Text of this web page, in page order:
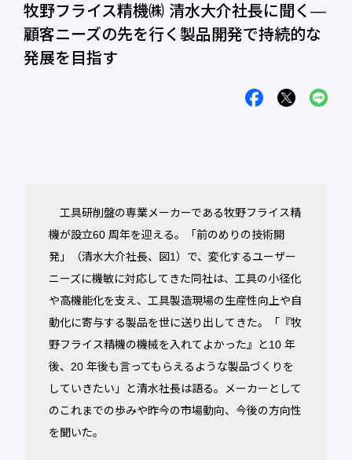
牧野フライス精機㈱ 清水大介社長に聞く―
顧客ニーズの先を行く製品開発で持続的な
発展を目指す
工具研削盤の専業メーカーである牧野フライス精
機が設立60 周年を迎える。「前のめりの技術開
発」（清水大介社長、図1）で、変化するユーザー
ニーズに機敏に対応してきた同社は、工具の小径化
や高機能化を支え、工具製造現場の生産性向上や自
動化に寄与する製品を世に送り出してきた。「『牧
野フライス精機の機械を入れてよかった』と10 年
後、20 年後も言ってもらえるような製品づくりを
していきたい」と清水社長は語る。メーカーとして
のこれまでの歩みや昨今の市場動向、今後の方向性
を聞いた。